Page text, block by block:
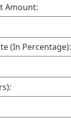
Amount:
(in Percentage):